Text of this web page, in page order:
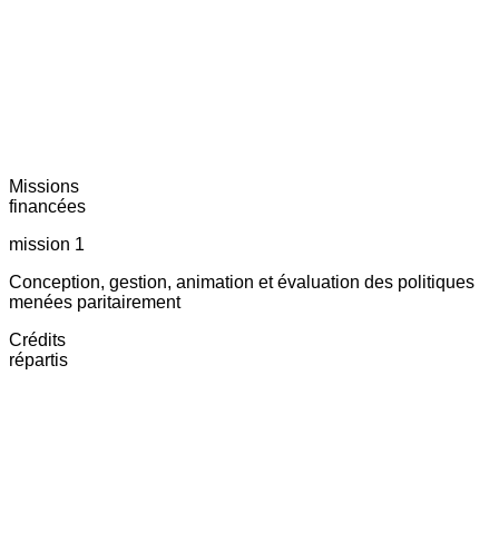
Missions
financées
mission 1
Conception, gestion, animation et évaluation des politiques
menées paritairement
Crédits
répartis